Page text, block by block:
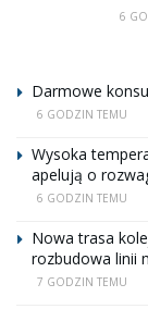
6
Darmowe
6 GODZIN TEMU
Wysoka
apelują o
6 GODZIN TEMU
Nowa trasa
rozbudowa linii
7 GODZIN TEMU